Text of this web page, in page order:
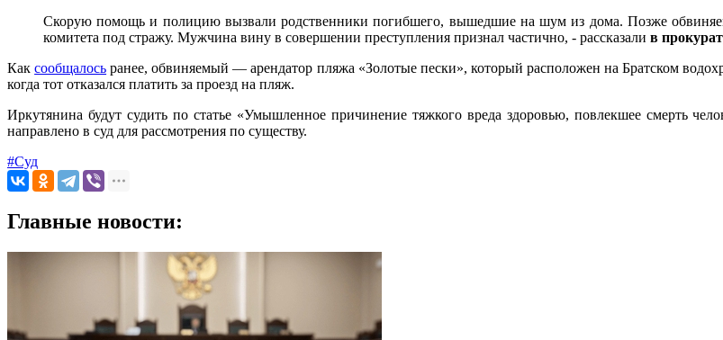
Скорую помощь и полицию вызвали родственники погибшего, вышедшие на шум из дома. Позже
комитета под стражу. Мужчина вину в совершении преступления признал частично, - рассказали в
Каксообщалось ранее, обвиняемый — арендатор пляжа «Золотые пески», который расположен на Братском
когда тот отказался платить за проезд на пляж.
Иркутянина будут судить по статье «Умышленное причинение тяжкого вреда здоровью, повлекшее смерть
направлено в суд для рассмотрения по существу.
#Суд
Главные новости: